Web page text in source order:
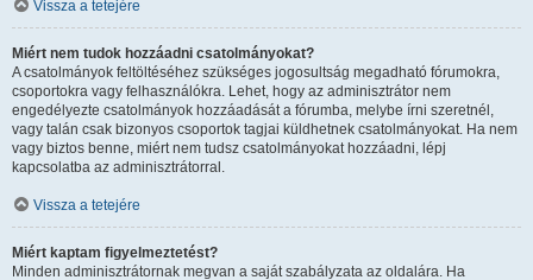
Vissza a tetejére
Miért nem tudok hozzáadni csatolmányokat?
A csatolmányok feltöltéséhez szükséges jogosultság megadható fórumokra,
csoportokra vagy felhasználókra. Lehet, hogy az adminisztrátor nem
engedélyezte csatolmányok hozzáadását a fórumba, melybe írni szeretnél,
vagy talán csak bizonyos csoportok tagjai küldhetnek csatolmányokat. Ha nem
vagy biztos benne, miért nem tudsz csatolmányokat hozzáadni, lépj
kapcsolatba az adminisztrátorral.
Vissza a tetejére
Miért kaptam figyelmeztetést?
Minden adminisztrátornak megvan a saját szabályzata az oldalára. Ha